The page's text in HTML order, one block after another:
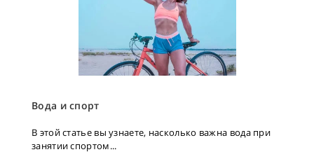
Вода и спорт
В этой статье вы узнаете, насколько важна вода при
занятии спортом...